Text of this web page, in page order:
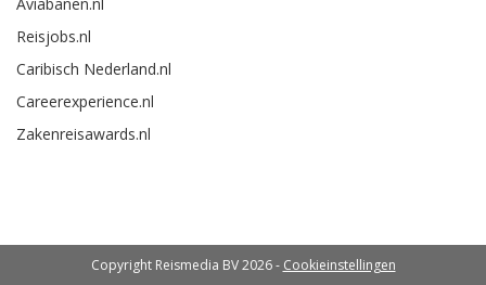
Reisjobs.nl
Caribisch Nederland.nl
Careerexperience.nl
Zakenreisawards.nl
Copyright Reismedia BV 2026 - Cookieinstellingen